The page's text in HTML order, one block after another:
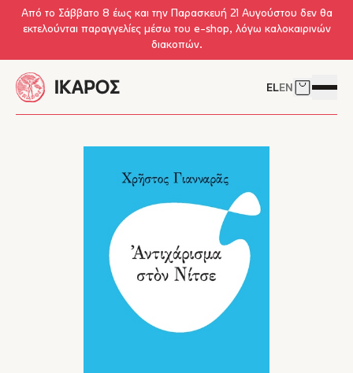
Skip to main content
Από το Σάββατο 8 έως και την Παρασκευή 21 Αυγούστου δεν θα
εκτελούνται παραγγελίες μέσω του e-shop, λόγω καλοκαιρινών
διακοπών.
ELEN Δείτε το